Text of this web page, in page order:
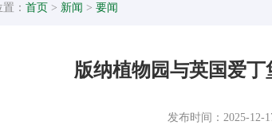
： 首页 > 新闻 > 要闻
版纳植物园与英国爱
发布时间：2025-12-